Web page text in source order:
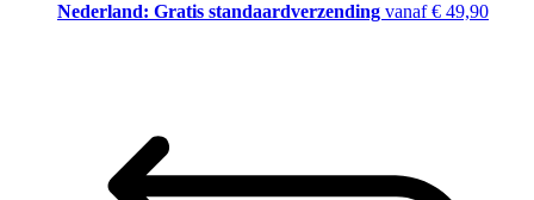
Nederland: Gratis standaardverzending vanaf € 49,90